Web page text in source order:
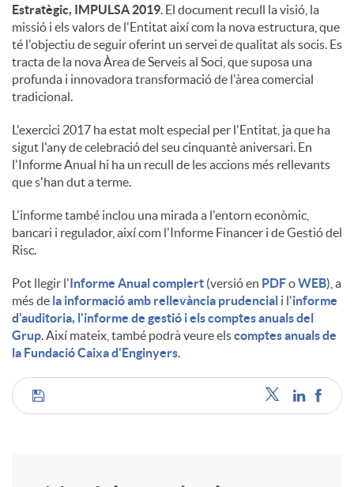
g
u
t
s
Estratègic, IMPULSA 2019 . El document recull la visió, la
missió i els valors de l'Entitat així com la nova estructura, que
té l'objectiu de seguir oferint un servei de qualitat als socis. Es
tracta de la nova Àrea de Serveis al Soci, que suposa una
profunda i innovadora transformació de l'àrea comercial
tradicional.
L'exercici 2017 ha estat molt especial per l'Entitat, ja que ha
sigut l'any de celebració del seu cinquantè aniversari. En
l'Informe Anual hi ha un recull de les accions més rellevants
que s'han dut a terme.
L'informe també inclou una mirada a l'entorn econòmic,
bancari i regulador, així com l'Informe Financer i de Gestió del
Risc.
Pot llegir l'Informe Anual complert (versió en PDFoWEB), a
més de la informació amb rellevància prudencial i l'informe
d'auditoria, l'informe de gestió i els comptes anuals del
Grup . Així mateix, també podrà veure elscomptes anuals de
la Fundació Caixa d'Enginyers
C